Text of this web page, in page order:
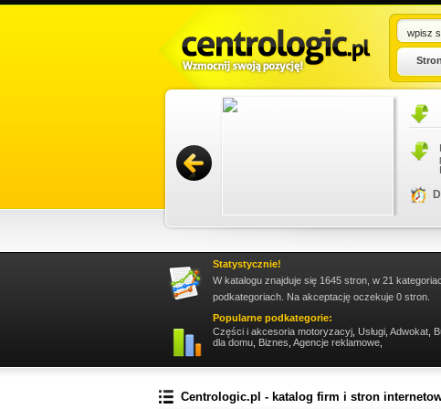
trzeba zareklamować się w sieci. Jest to
i docierać z propozycjami do wielkiego
Statystycznie!
W katalogu znajduje się 1645 stron, w 21
podkategoriach. Na akceptację oczekuje 0 stron.
Popularne podkategorie:
Części i akcesoria motoryzacyj Usługi Adwokat
dla domu Biznes Agencje reklamowe
Centrologic.pl - katalog firm i stron